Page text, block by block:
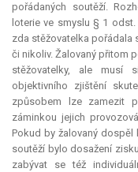
pořádaných soutěží.
loterie ve smyslu § 1
zda stěžovatelka pořádala
či nikoliv. Žalovaný přitom
stěžovatelky, ale musí
objektivního zjištění
způsobem lze zamezit
záminkou jejich
Pokud by žalovaný dospěl
soutěží bylo dosažení
zabývat se též